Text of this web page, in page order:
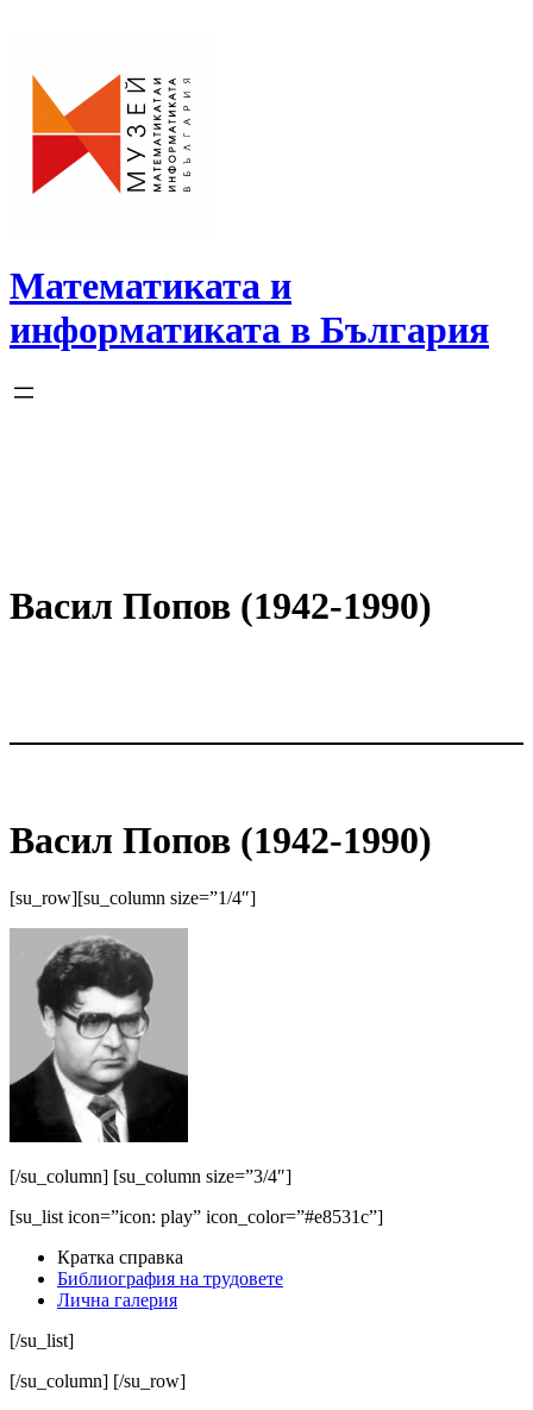
Математиката и
информатиката в България
Васил Попов (1942-1990)
Васил Попов (1942-1990)
[su_row][su_column size=”1/4″]
[/su_column] [su_column size=”3/4″]
[su_list icon=”icon: play” icon_color=”#e8531c”]
Кратка справка
Библиография на трудовете
Лична галерия
[/su_list]
[/su_column] [/su_row]